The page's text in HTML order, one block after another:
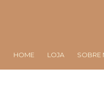
HOME LOJA SOBRE